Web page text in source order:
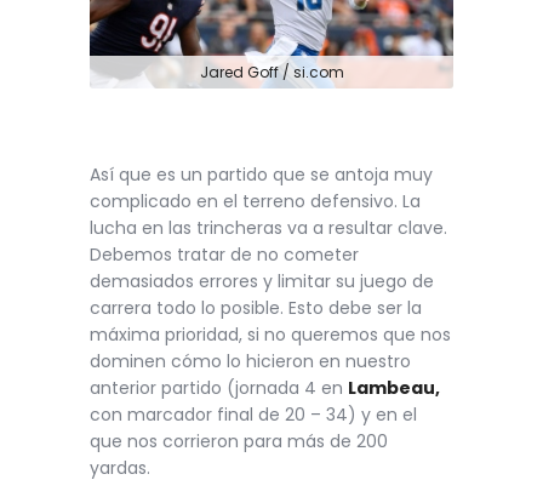
Jared Goff / si.com
Así que es un partido que se antoja muy
complicado en el terreno defensivo. La
lucha en las trincheras va a resultar clave.
Debemos tratar de no cometer
demasiados errores y limitar su juego de
carrera todo lo posible. Esto debe ser la
máxima prioridad, si no queremos que nos
dominen cómo lo hicieron en nuestro
anterior partido (jornada 4 en Lambeau,
con marcador final de 20 – 34) y en el
que nos corrieron para más de 200
yardas.